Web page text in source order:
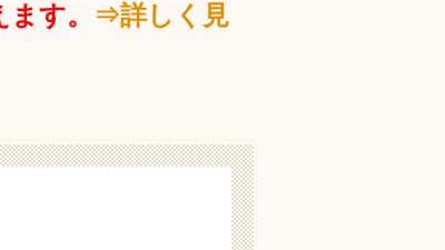
す。
⇒詳しく見